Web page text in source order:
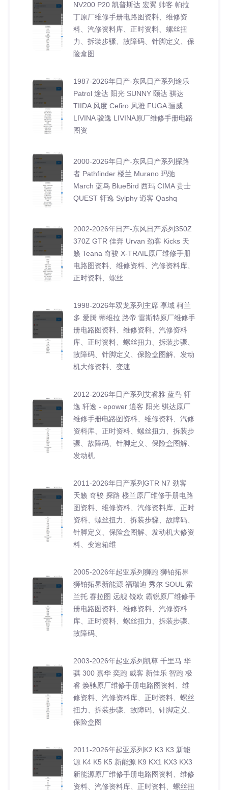
NV200 P20 凯普斯达 宏翼 帅客 帕拉
丁原厂维修手册电路图资料、维修资
料、汽修资料库、正时资料、螺丝扭
力、拆装步骤、故障码、针脚定义、保
险盒图
1987-2026年日产-东风日产系列途乐
Patrol 途达 阳光 SUNNY 颐达 骐达
TIIDA 风度 Cefiro 风雅 FUGA 骊威
LIVINA 骏逸 LIVINA原厂维修手册电路
图资
2000-2026年日产-东风日产系列探路
者 Pathfinder 楼兰 Murano 玛驰
March 蓝鸟 BlueBird 西玛 CIMA 贵士
QUEST 轩逸 Sylphy 逍客 Qashq
2002-2026年日产-东风日产系列350Z
370Z GTR 佳奔 Urvan 劲客 Kicks 天
籁 Teana 奇骏 X-TRAIL原厂维修手册
电路图资料、维修资料、汽修资料库、
正时资料、螺丝
1998-2026年双龙系列主席 享域 柯兰
多 爱腾 蒂维拉 路帝 雷斯特原厂维修手
册电路图资料、维修资料、汽修资料
库、正时资料、螺丝扭力、拆装步骤、
故障码、针脚定义、保险盒图解、发动
机大修资料、变速
2012-2026年日产系列艾睿雅 蓝鸟 轩
逸 轩逸 - epower 逍客 阳光 骐达原厂
维修手册电路图资料、维修资料、汽修
资料库、正时资料、螺丝扭力、拆装步
骤、故障码、针脚定义、保险盒图解、
发动机
2011-2026年日产系列GTR N7 劲客
天籁 奇骏 探路 楼兰原厂维修手册电路
图资料、维修资料、汽修资料库、正时
资料、螺丝扭力、拆装步骤、故障码、
针脚定义、保险盒图解、发动机大修资
料、变速箱维
2005-2026年起亚系列狮跑 狮铂拓界
狮铂拓界新能源 福瑞迪 秀尔 SOUL 索
兰托 赛拉图 远舰 锐欧 霸锐原厂维修手
册电路图资料、维修资料、汽修资料
库、正时资料、螺丝扭力、拆装步骤、
故障码、
2003-2026年起亚系列凯尊 千里马 华
骐 300 嘉华 奕跑 威客 新佳乐 智跑 极
睿 焕驰原厂维修手册电路图资料、维
修资料、汽修资料库、正时资料、螺丝
扭力、拆装步骤、故障码、针脚定义、
保险盒图
2011-2026年起亚系列K2 K3 K3 新能
源 K4 K5 K5 新能源 K9 KX1 KX3 KX3
新能源原厂维修手册电路图资料、维修
资料、汽修资料库、正时资料、螺丝扭